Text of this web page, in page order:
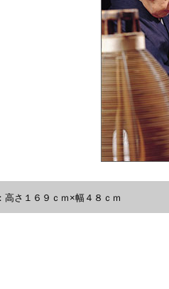
さ１６９ｃｍ×幅４８ｃｍ